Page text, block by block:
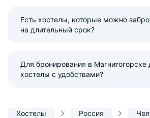
Есть хостелы, которые можно
на длительный срок?
Для бронирования в Магнитогорске
хостелы с удобствами?
Хостелы Россия